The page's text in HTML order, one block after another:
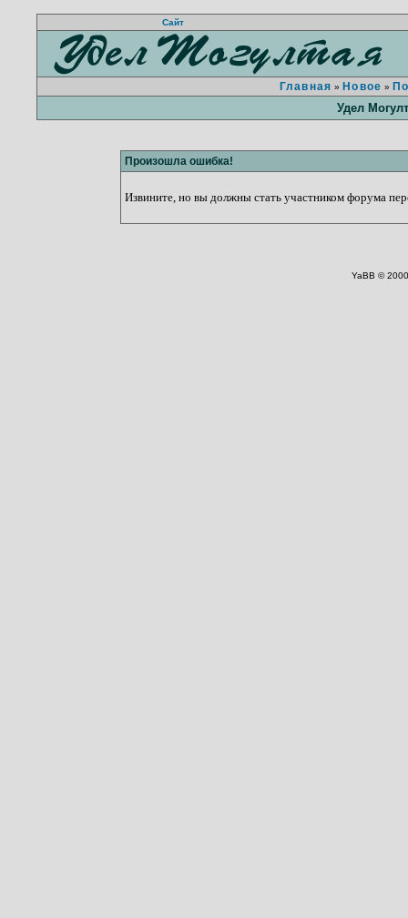
Сайт
Главная » Новое »
Удел
Произошла ошибка!
Извините, но вы должны стать участником форума
YaBB ©